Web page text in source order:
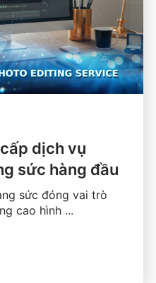
dịch vụ
sức hàng đầu
sức đóng vai trò
cao hình ...